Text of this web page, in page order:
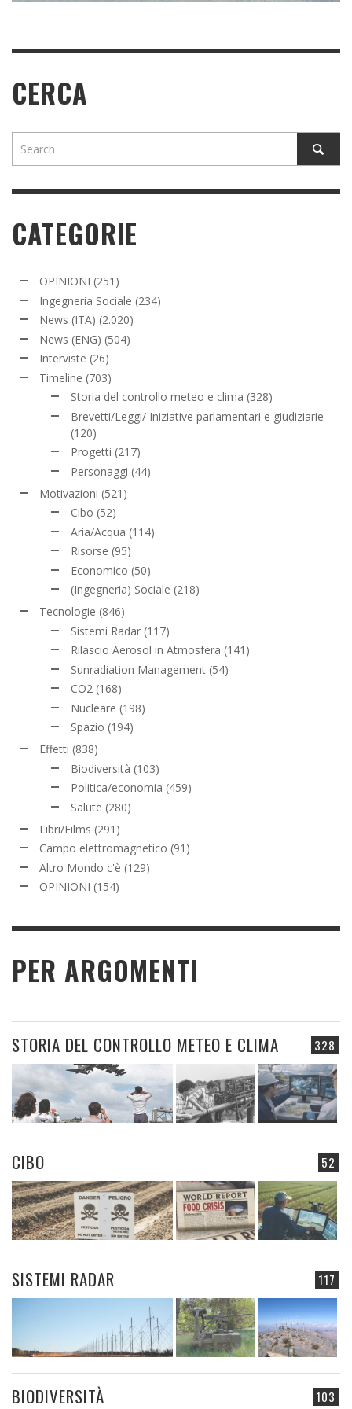
CERCA
CATEGORIE
OPINIONI (251)
Ingegneria Sociale (234)
News (ITA) (2.020)
News (ENG) (504)
Interviste (26)
Timeline (703)
Storia del controllo meteo e clima (328)
Brevetti/Leggi/ Iniziative parlamentari e giudiziarie
(120)
Progetti (217)
Personaggi (44)
Motivazioni (521)
Cibo (52)
Aria/Acqua (114)
Risorse (95)
Economico (50)
(Ingegneria) Sociale (218)
Tecnologie (846)
Sistemi Radar (117)
Rilascio Aerosol in Atmosfera (141)
Sunradiation Management (54)
CO2 (168)
Nucleare (198)
Spazio (194)
Effetti (838)
Biodiversità (103)
Politica/economia (459)
Salute (280)
Libri/Films (291)
Campo elettromagnetico (91)
Altro Mondo c'è (129)
OPINIONI (154)
PER ARGOMENTI
328
STORIA DEL CONTROLLO METEO E CLIMA
52
CIBO
117
SISTEMI RADAR
103
BIODIVERSITÀ